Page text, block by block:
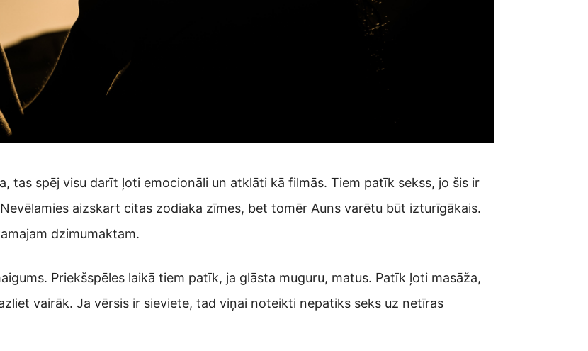
tas spēj visu darīt ļoti emocionāli un atklāti kā filmās. Tiem patīk sekss, jo šis ir
aizskart citas zodiaka zīmes, bet tomēr Auns varētu būt izturīgākais.
dzimumaktam.
Priekšspēles laikā tiem patīk, ja glāsta muguru, matus. Patīk ļoti masāža,
vairāk. Ja vērsis ir sieviete, tad viņai noteikti nepatiks seks uz netīras